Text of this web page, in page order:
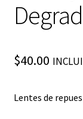
$40.00
Lentes de